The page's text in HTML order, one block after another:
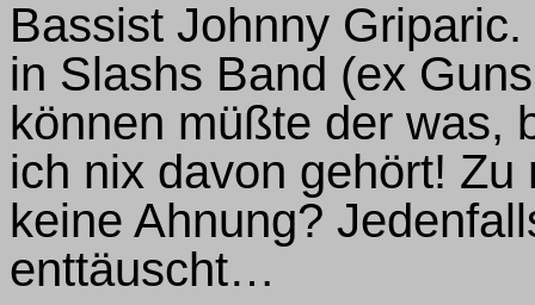
Bassist Johnny
in Slashs Band (ex
können müßte der was,
ich nix davon gehört!
keine Ahnung?
enttäuscht…